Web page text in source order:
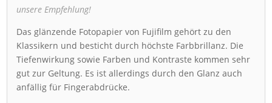
unsere Empfehlung!
Das glänzende Fotopapier von Fujifilm gehört zu den
Klassikern und besticht durch höchste Farbbrillanz. Die
Tiefenwirkung sowie Farben und Kontraste kommen sehr
gut zur Geltung. Es ist allerdings durch den Glanz auch
anfällig für Fingerabdrücke.